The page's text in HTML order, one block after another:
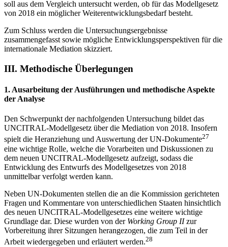
soll aus dem Vergleich untersucht werden, ob für das Modellgesetz
von 2018 ein möglicher Weiterentwicklungsbedarf besteht.
Zum Schluss werden die Untersuchungsergebnisse
zusammengefasst sowie mögliche Entwicklungsperspektiven für die
internationale Mediation skizziert.
III. Methodische Überlegungen
1. Ausarbeitung der Ausführungen und methodische Aspekte
der Analyse
Den Schwerpunkt der nachfolgenden Untersuchung bildet das
UNCITRAL-Modellgesetz über die Mediation von 2018. Insofern
spielt die Heranziehung und Auswertung der UN-Dokumente27
eine wichtige Rolle, welche die Vorarbeiten und Diskussionen zu
dem neuen UNCITRAL-Modellgesetz aufzeigt, sodass die
Entwicklung des Entwurfs des Modellgesetzes von 2018
unmittelbar verfolgt werden kann.
Neben UN-Dokumenten stellen die an die Kommission gerichteten
Fragen und Kommentare von unterschiedlichen Staaten hinsichtlich
des neuen UNCITRAL-Modellgesetzes eine weitere wichtige
Grundlage dar. Diese wurden von der Working Group IIzur
Vorbereitung ihrer Sitzungen herangezogen, die zum Teil in der
Arbeit wiedergegeben und erläutert werden.28